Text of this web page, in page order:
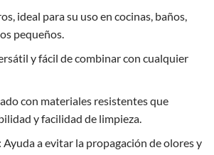
ideal para su uso en cocinas, baños,
pequeños.
y fácil de combinar con cualquier
con materiales resistentes que
y facilidad de limpieza.
Ayuda a evitar la propagación de olores y